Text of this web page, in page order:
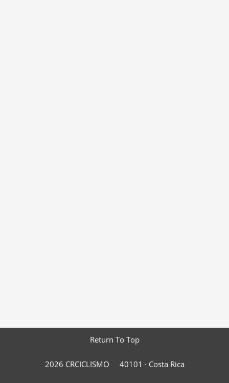
Return To Top
2026 CRCICLISMO 40101 · Costa Rica